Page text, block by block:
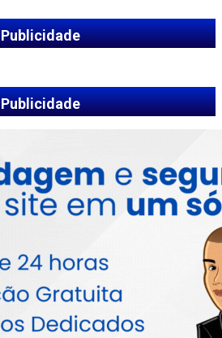
Publicidade
Publicidade